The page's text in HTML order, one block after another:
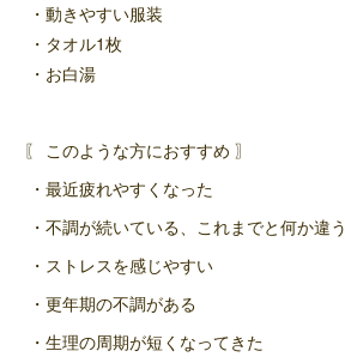
・動きやすい服装
・タオル1枚
・お白湯
〖 このような方におすすめ 〗
・最近疲れやすくなった
・不調が続いている、これまでと何か違う
・ストレスを感じやすい
・更年期の不調がある
・生理の周期が短くなってきた